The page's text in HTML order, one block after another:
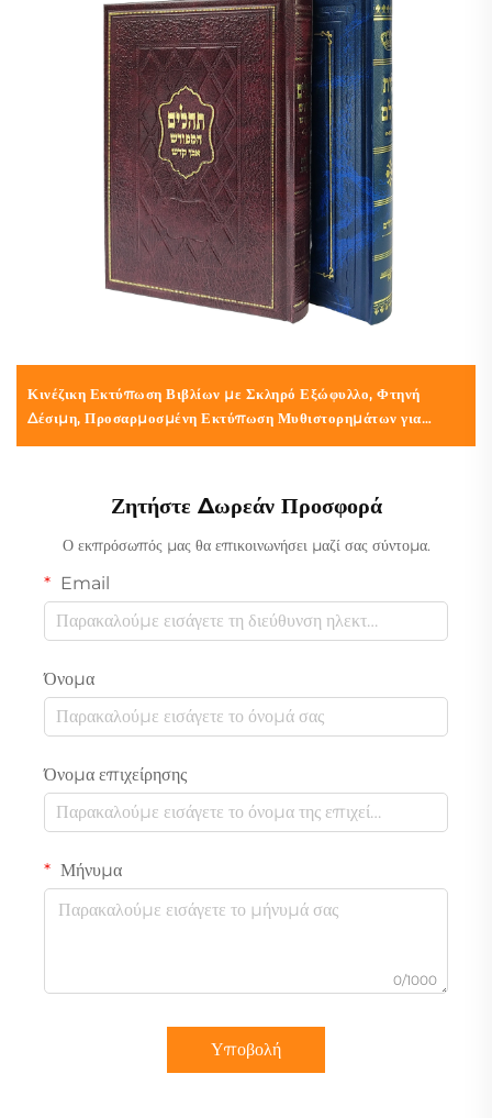
Κινέζικη Εκτύπωση Βιβλίων με Σκληρό Εξώφυλλο, Φτηνή
Δέσιμη, Προσαρμοσμένη Εκτύπωση Μυθιστορημάτων για
Ζητήστε Δωρεάν Προσφορά
Ο εκπρόσωπός μας θα επικοινωνήσει μαζί σας σύντομα.
Email
Όνομα
Όνομα επιχείρησης
Μήνυμα
0/1000
Υποβολή